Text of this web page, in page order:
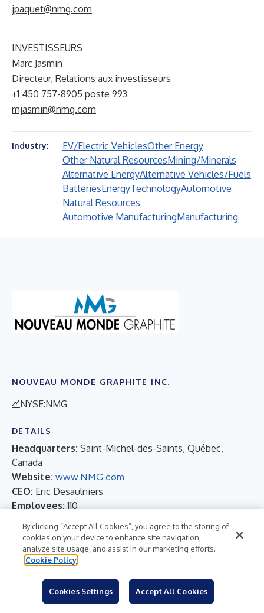
jpaquet@nmg.com
INVESTISSEURS
Marc Jasmin
Directeur, Relations aux investisseurs
+1 450 757-8905 poste 993
mjasmin@nmg.com
Industry: EV/Electric VehiclesOther Energy
Other Natural ResourcesMining/Minerals
Alternative EnergyAlternative Vehicles/Fuels
BatteriesEnergyTechnologyAutomotive
Natural Resources
Automotive ManufacturingManufacturing
NOUVEAU MONDE GRAPHITE INC.
NYSE:NMG
DETAILS
Headquarters: Saint-Michel-des-Saints, Québec,
Canada
Website: www.NMG.com
CEO: Eric Desaulniers
Employees: 110
RELEASE VERSIONS
French
By clicking “Accept All Cookies”, you agree to the storing of
cookies on your device to enhance site navigation,
analyze site usage, and assist in our marketing efforts.
Cookie Policy
Cookies Settings Accept All Cookies